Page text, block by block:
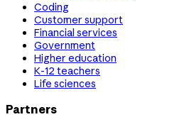
Coding
Customer support
Financial services
Government
Higher education
K-12 teachers
Life sciences
Partners